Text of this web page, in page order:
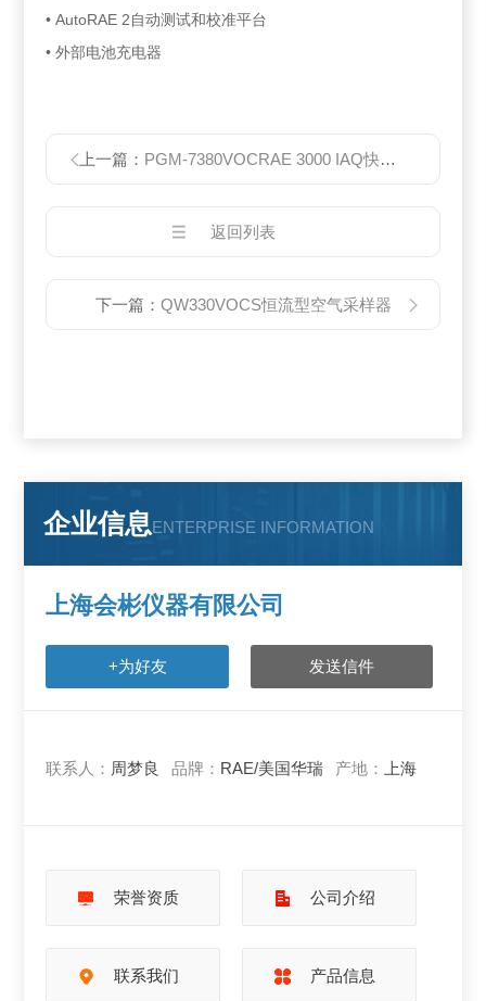
• AutoRAE 2自动测试和校准平台
• 外部电池充电器
上一篇： PGM-7380VOCRAE 3000 IAQ快速检测仪TVOC测试仪
返回列表
下一篇： QW330VOCS恒流型空气采样器
企业信息ENTERPRISE INFORMATION
上海会彬仪器有限公司
+为好友 发送信件
联系人： 周梦良 品牌： RAE/美国华瑞 产地： 上海
荣誉资质 公司介绍
联系我们 产品信息